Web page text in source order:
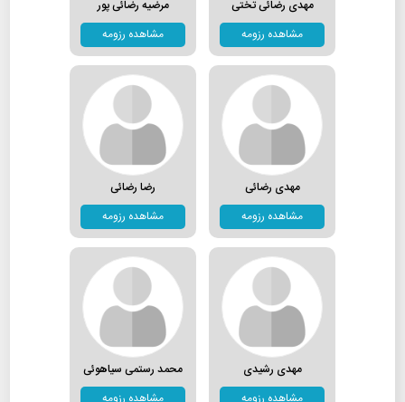
مهدی رضائی تختی
مشاهده رزومه
مرضیه رضائی پور
مشاهده رزومه
مهدی رضائی
مشاهده رزومه
رضا رضائی
مشاهده رزومه
مهدی رشیدی
مشاهده رزومه
محمد رستمی سیاهوئی
مشاهده رزومه